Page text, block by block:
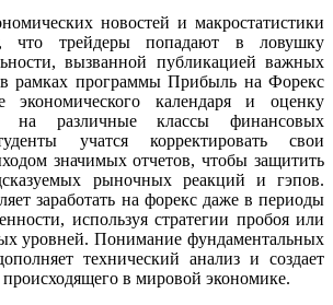
новостей и макростатистики
что трейдеры попадают в ловушку
вызванной публикацией важных
рамках программы Прибыль на Форекс
экономического календаря и оценку
на различные классы финансовых
учатся корректировать свои
значимых отчетов, чтобы защитить
рыночных реакций и гэпов.
заработать на форекс даже в периоды
используя стратегии пробоя или
уровней. Понимание фундаментальных
технический анализ и создает
в мировой экономике.